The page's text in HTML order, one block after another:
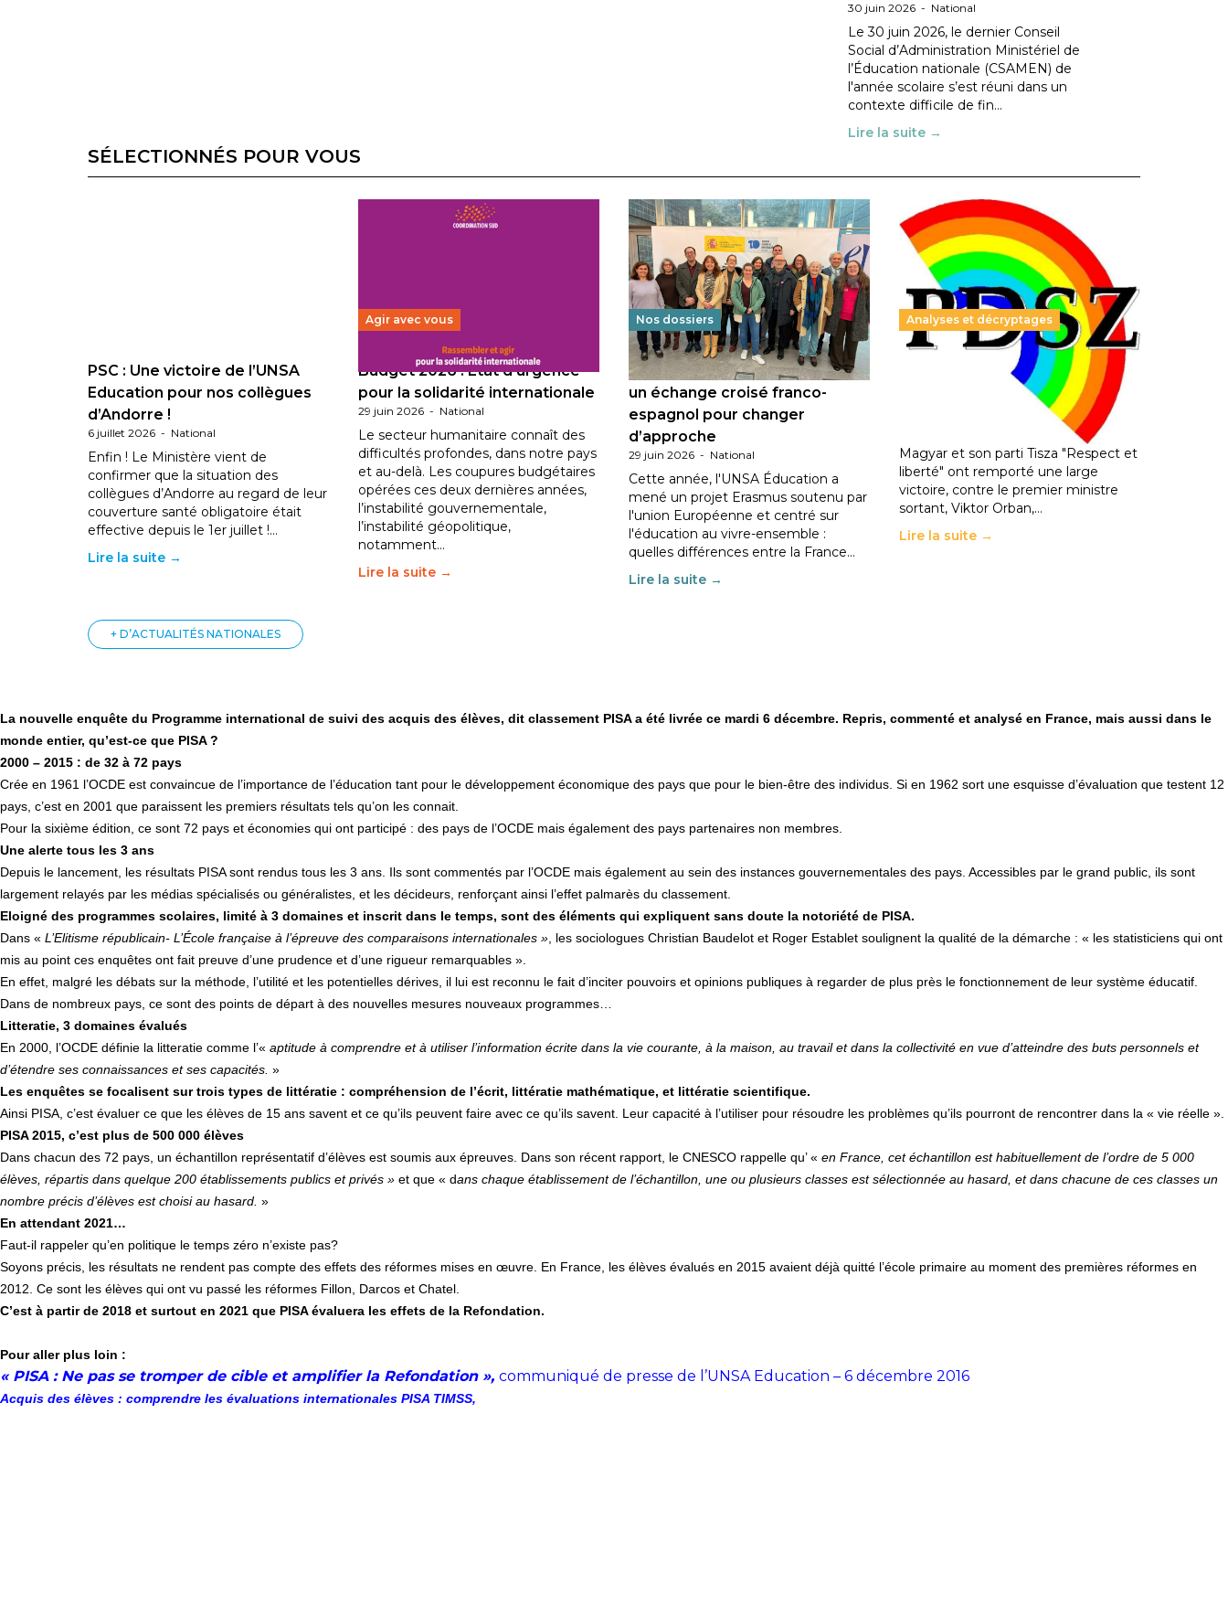
30 juin 2026 - National
Le 30 juin 2026, le dernier Conseil
Social d’Administration Ministériel de
l’Éducation nationale (CSAMEN) de
l'année scolaire s’est réuni dans un
contexte difficile de fin…
Lire la suite →
SÉLECTIONNÉS POUR VOUS
PSC : Une victoire de l’UNSA
Education pour nos collègues
d’Andorre !
6 juillet 2026 - National
Enfin ! Le Ministère vient de
confirmer que la situation des
collègues d’Andorre au regard de leur
couverture santé obligatoire était
effective depuis le 1er juillet !…
Lire la suite →
Agir avec vous
Budget 2026 : État d’urgence
pour la solidarité internationale
29 juin 2026 - National
Le secteur humanitaire connaît des
difficultés profondes, dans notre pays
et au-delà. Les coupures budgétaires
opérées ces deux dernières années,
l’instabilité gouvernementale,
l’instabilité géopolitique,
notamment…
Lire la suite →
Nos dossiers
Éducation au vivre-ensemble :
un échange croisé franco-
espagnol pour changer
d’approche
29 juin 2026 - National
Cette année, l'UNSA Éducation a
mené un projet Erasmus soutenu par
l'union Européenne et centré sur
l'éducation au vivre-ensemble :
quelles différences entre la France…
Lire la suite →
Analyses et décryptages
Hongrie : du changement pour
les politiques éducatives, aussi !
En Hongrie, le conservateur Peter
Magyar et son parti Tisza "Respect et
liberté" ont remporté une large
victoire, contre le premier ministre
sortant, Viktor Orban,…
Lire la suite →
+ D’ACTUALITÉS NATIONALES
La nouvelle enquête du Programme international de suivi des acquis des élèves, dit classement PISA a été livrée ce mardi 6 décembre. Repris, commenté et analysé en France, mais aussi dans le
monde entier, qu’est-ce que PISA ?
2000 – 2015 : de 32 à 72 pays
Crée en 1961 l’OCDE est convaincue de l’importance de l’éducation tant pour le développement économique des pays que pour le bien-être des individus. Si en 1962 sort une esquisse d’évaluation que testent 12
pays, c’est en 2001 que paraissent les premiers résultats tels qu’on les connait.
Pour la sixième édition, ce sont 72 pays et économies qui ont participé : des pays de l’OCDE mais également des pays partenaires non membres.
Une alerte tous les 3 ans
Depuis le lancement, les résultats PISA sont rendus tous les 3 ans. Ils sont commentés par l’OCDE mais également au sein des instances gouvernementales des pays. Accessibles par le grand public, ils sont
largement relayés par les médias spécialisés ou généralistes, et les décideurs, renforçant ainsi l’effet palmarès du classement.
Eloigné des programmes scolaires, limité à 3 domaines et inscrit dans le temps, sont des éléments qui expliquent sans doute la notoriété de PISA.
Dans « L’Elitisme républicain- L’École française à l’épreuve des comparaisons internationales » , les sociologues Christian Baudelot et Roger Establet soulignent la qualité de la démarche : « les statisticiens qui ont
mis au point ces enquêtes ont fait preuve d’une prudence et d’une rigueur remarquables ».
En effet, malgré les débats sur la méthode, l’utilité et les potentielles dérives, il lui est reconnu le fait d’inciter pouvoirs et opinions publiques à regarder de plus près le fonctionnement de leur système éducatif.
Dans de nombreux pays, ce sont des points de départ à des nouvelles mesures nouveaux programmes…
Litteratie, 3 domaines évalués
En 2000, l’OCDE définie la litteratie comme l’« aptitude à comprendre et à utiliser l’information écrite dans la vie courante, à la maison, au travail et dans la collectivité en vue d’atteindre des buts personnels et
d’étendre ses connaissances et ses capacités. »
Les enquêtes se focalisent sur trois types de littératie : compréhension de l’écrit, littératie mathématique, et littératie scientifique.
Ainsi PISA, c’est évaluer ce que les élèves de 15 ans savent et ce qu’ils peuvent faire avec ce qu’ils savent. Leur capacité à l’utiliser pour résoudre les problèmes qu’ils pourront de rencontrer dans la « vie réelle ».
PISA 2015, c’est plus de 500 000 élèves
Dans chacun des 72 pays, un échantillon représentatif d’élèves est soumis aux épreuves. Dans son récent rapport, le CNESCO rappelle qu’ « en France, cet échantillon est habituellement de l’ordre de 5 000
élèves, répartis dans quelque 200 établissements publics et privés » et que « dans chaque établissement de l’échantillon, une ou plusieurs classes est sélectionnée au hasard, et dans chacune de ces classes un
nombre précis d’élèves est choisi au hasard. »
En attendant 2021…
Faut-il rappeler qu’en politique le temps zéro n’existe pas?
Soyons précis, les résultats ne rendent pas compte des effets des réformes mises en œuvre. En France, les élèves évalués en 2015 avaient déjà quitté l’école primaire au moment des premières réformes en
2012. Ce sont les élèves qui ont vu passé les réformes Fillon, Darcos et Chatel.
C’est à partir de 2018 et surtout en 2021 que PISA évaluera les effets de la Refondation.
Pour aller plus loin :
« PISA : Ne pas se tromper de cible et amplifier la Refondation », communiqué de presse de l’UNSA Education – 6 décembre 2016
Acquis des élèves : comprendre les évaluations internationales PISA TIMSS,